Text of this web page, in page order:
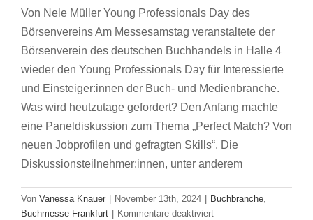
Von Nele Müller Young Professionals Day des
Börsenvereins Am Messesamstag veranstaltete der
Börsenverein des deutschen Buchhandels in Halle 4
wieder den Young Professionals Day für Interessierte
und Einsteiger:innen der Buch- und Medienbranche.
Was wird heutzutage gefordert? Den Anfang machte
eine Paneldiskussion zum Thema „Perfect Match? Von
neuen Jobprofilen und gefragten Skills“. Die
Diskussionsteilnehmer:innen, unter anderem
Von Vanessa Knauer November 13th, 2024 Buchbranche,
Buchmesse Frankfurt
Kommentare deaktiviertfür
– Frankfurt Kids Conference